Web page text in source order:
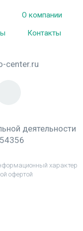
О компании
Контакты
center.ru
деятельности
характер
офертой